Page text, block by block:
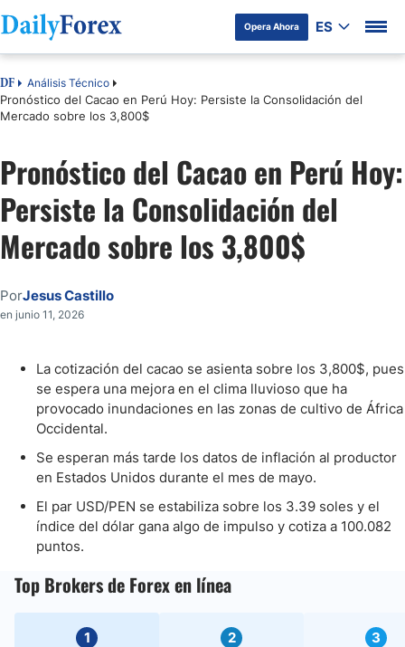
Opera Ahora ES
DF Análisis Técnico
Pronóstico del Cacao en Perú Hoy: Persiste la Consolidación del
Mercado sobre los 3,800$
Pronóstico del Cacao en Perú Hoy:
Persiste la Consolidación del
Mercado sobre los 3,800$
PorJesus Castillo
en junio 11, 2026
La cotización del cacao se asienta sobre los 3,800$, pues
se espera una mejora en el clima lluvioso que ha
provocado inundaciones en las zonas de cultivo de África
Occidental.
Se esperan más tarde los datos de inflación al productor
en Estados Unidos durante el mes de mayo.
El par USD/PEN se estabiliza sobre los 3.39 soles y el
índice del dólar gana algo de impulso y cotiza a 100.082
puntos.
Top Brokers de Forex en línea
1 2 3